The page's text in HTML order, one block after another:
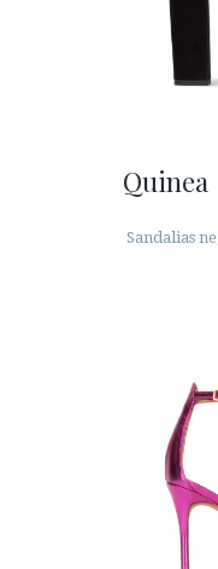
Quinea
Sandalias